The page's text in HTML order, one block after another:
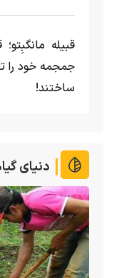
قبیله
جمجمه خود را
ساختند!
دنیای